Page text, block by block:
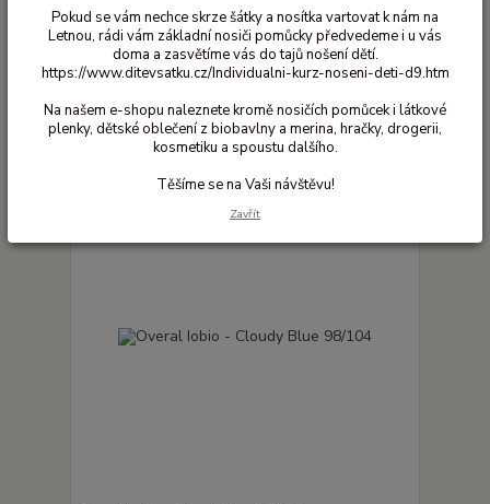
Nejnovější Nejlevnější Nejdražší
strana z 1
Pokud se vám nechce skrze šátky a nosítka vartovat k nám na
Letnou, rádi vám základní nosiči pomůcky předvedeme i u vás
doma a zasvětíme vás do tajů nošení dětí.
https://www.ditevsatku.cz/Individualni-kurz-noseni-deti-d9.htm
Na našem e-shopu naleznete kromě nosičích pomůcek i látkové
plenky, dětské oblečení z biobavlny a merina, hračky, drogerii,
kosmetiku a spoustu dalšího.
Těšíme se na Vaši návštěvu!
Zavřít